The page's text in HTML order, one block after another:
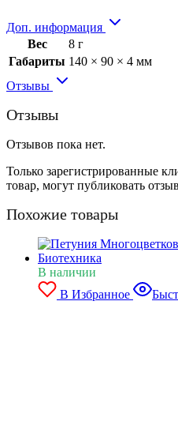
Доп. информация
Вес
8 г
Габариты 140 × 90 × 4 мм
Отзывы
Отзывы
Отзывов пока нет.
Только зарегистрированные
товар, могут публиковать
Похожие товары
В наличии
В Избранное